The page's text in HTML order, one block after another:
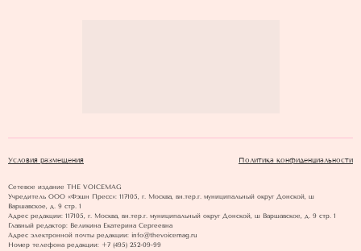
Условия размещения Политика конфиденциальности
Сетевое издание THE VOICEMAG
Учредитель ООО «Фэшн Пресс»: 117105, г. Москва, вн.тер.г. муниципальный округ Донской, ш
Варшавское, д. 9 стр. 1
Адрес редакции: 117105, г. Москва, вн.тер.г. муниципальный округ Донской, ш Варшавское, д. 9 стр. 1
Главный редактор: Великина Екатерина Сергеевна
Адрес электронной почты редакции: info@thevoicemag.ru
Номер телефона редакции: +7 (495) 252-09-99